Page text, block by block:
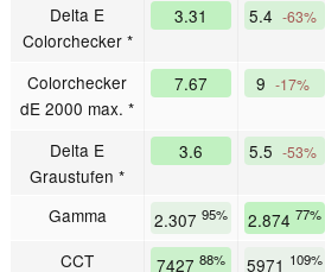
Delta E
Colorchecker *
3.31 5.4 -63%
Colorchecker
dE 2000 max. *
7.67 9 -17%
Delta E
Graustufen *
3.6 5.5 -53%
Gamma 2.307 95% 2.874 77%
CCT 7427 88% 5971 109%